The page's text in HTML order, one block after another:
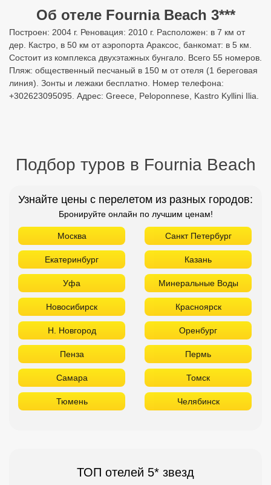
Об отеле Fournia Beach 3***
Построен: 2004 г. Реновация: 2010 г. Расположен: в 7 км от
дер. Кастро, в 50 км от аэропорта Араксос, банкомат: в 5 км.
Состоит из комплекса двухэтажных бунгало. Всего 55 номеров.
Пляж: общественный песчаный в 150 м от отеля (1 береговая
линия). Зонты и лежаки бесплатно. Номер телефона:
+302623095095. Адрес: Greece, Peloponnese, Kastro Kyllini Ilia.
Подбор туров в Fournia Beach
Узнайте цены с перелетом из разных городов:
Бронируйте онлайн по лучшим ценам!
Москва Санкт Петербург
Екатеринбург Казань
Уфа Минеральные Воды
Новосибирск Красноярск
Н. Новгород Оренбург
Пенза Пермь
Самара Томск
Тюмень Челябинск
ТОП отелей 5* звезд